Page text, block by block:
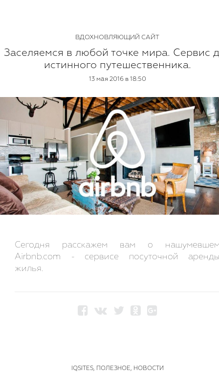
ВДОХНОВЛЯЮЩИЙ САЙТ
Заселяемся в любой точке мира. Сервис
истинного путешественника.
13 мая 2016 в 18:50
Сегодня расскажем вам о
Airbnb.com - сервисе посуточной
жилья.
IQSITES, ПОЛЕЗНОЕ, НОВОСТИ